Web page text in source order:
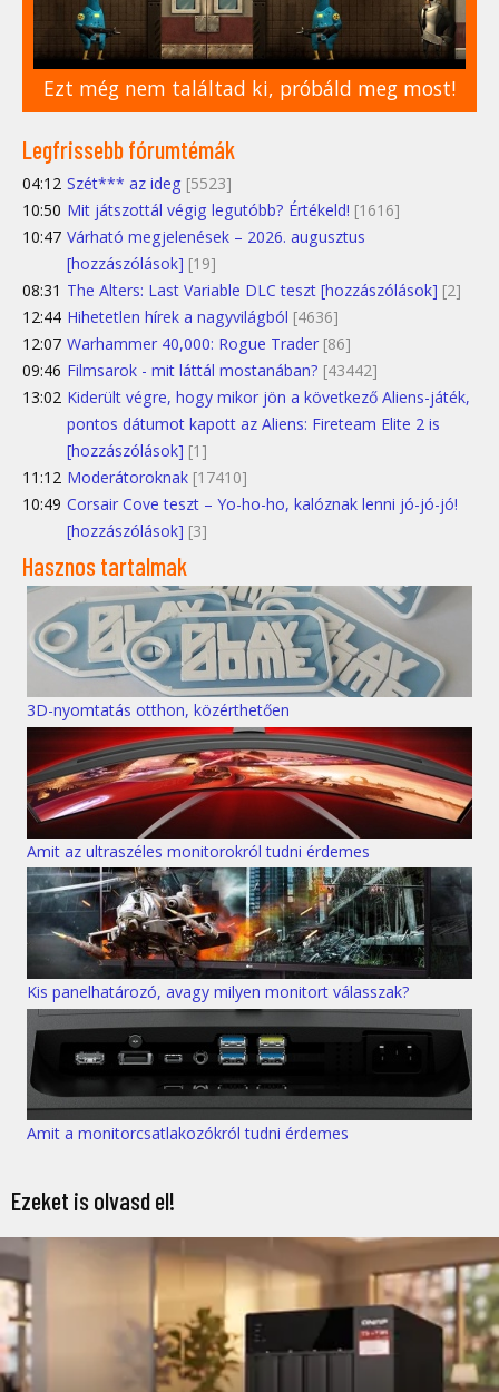
Ezt még nem találtad ki, próbáld meg most!
Legfrissebb fórumtémák
04:12 Szét*** az ideg [5523]
10:50 Mit játszottál végig legutóbb? Értékeld! [1616]
10:47 Várható megjelenések – 2026. augusztus
[hozzászólások] [19]
08:31 The Alters: Last Variable DLC teszt [hozzászólások] [2]
12:44 Hihetetlen hírek a nagyvilágból [4636]
12:07 Warhammer 40,000: Rogue Trader [86]
09:46 Filmsarok - mit láttál mostanában? [43442]
13:02 Kiderült végre, hogy mikor jön a következő Aliens-játék,
pontos dátumot kapott az Aliens: Fireteam Elite 2 is
[hozzászólások] [1]
11:12 Moderátoroknak [17410]
10:49 Corsair Cove teszt – Yo-ho-ho, kalóznak lenni jó-jó-jó!
[hozzászólások] [3]
Hasznos tartalmak
3D-nyomtatás otthon, közérthetően
Amit az ultraszéles monitorokról tudni érdemes
Kis panelhatározó, avagy milyen monitort válasszak?
Amit a monitorcsatlakozókról tudni érdemes
Ezeket is olvasd el!